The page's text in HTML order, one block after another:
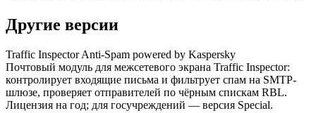
Другие версии
Traffic Inspector Anti-Spam powered by Kaspersky
Почтовый модуль для межсетевого экрана Traffic Inspector:
контролирует входящие письма и фильтрует спам на SMTP-
шлюзе, проверяет отправителей по чёрным спискам RBL.
Лицензия на год; для госучреждений — версия Special.